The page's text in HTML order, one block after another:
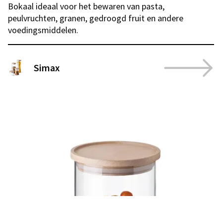
Bokaal ideaal voor het bewaren van pasta,
peulvruchten, granen, gedroogd fruit en andere
voedingsmiddelen.
Simax